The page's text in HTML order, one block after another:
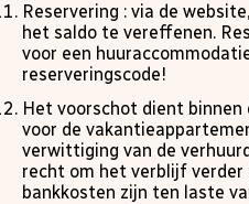
Reservering : via de
het saldo te vereffenen.
voor een
reserveringscode!
Het voorschot dient binnen
voor de
verwittiging van de
recht om het verblijf verder
bankkosten zijn ten laste